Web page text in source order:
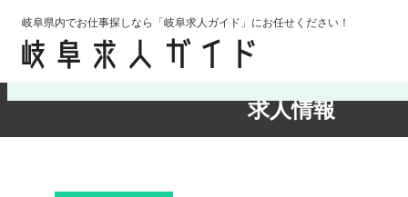
岐阜県内でお仕事探しなら「岐阜求人ガイド」にお任せください！
求人情報
検索条件の確認・変更